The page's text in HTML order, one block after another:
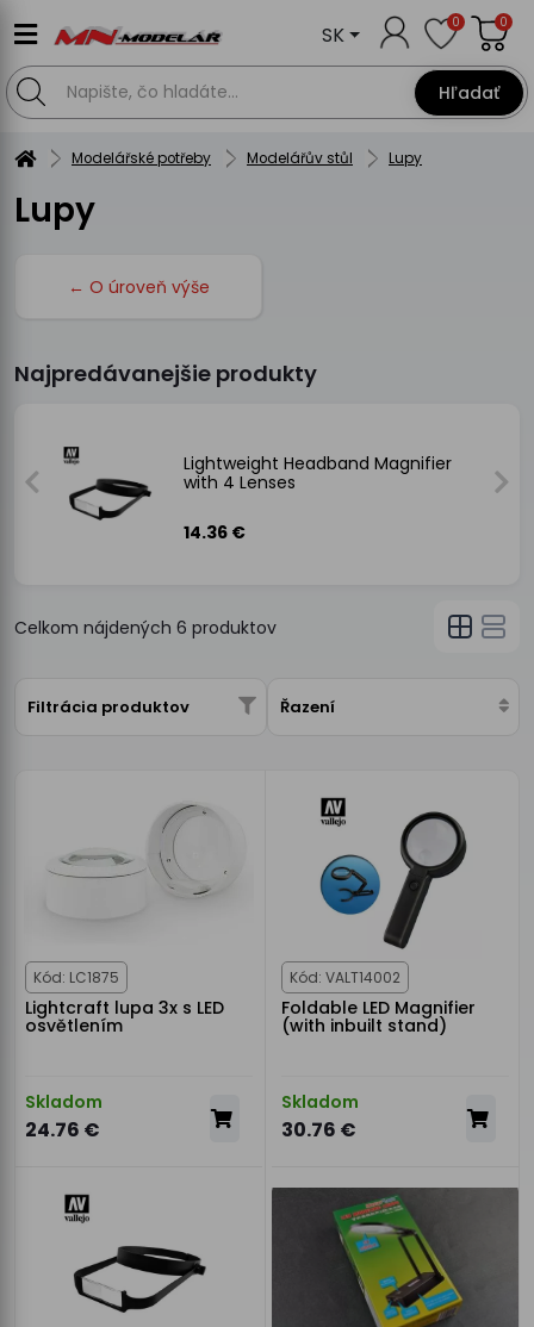
Hľadať
SK 0 0
Modelářské potřeby Modelářův stůl Lupy
Lupy
← O úroveň výše
Najpredávanejšie produkty
Lightweight Headband Magnifier
with 4 Lenses
14.36 €
Celkom nájdených 6 produktov
Filtrácia produktov Řazení
Kód: LC1875
Lightcraft lupa 3x s LED
osvětlením
Skladom
24.76 €
Kód: VALT14002
Foldable LED Magnifier
(with inbuilt stand)
Skladom
30.76 €